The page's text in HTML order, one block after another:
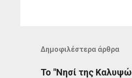
Δημοφιλέστερα άρθρα
Το "Νησί της